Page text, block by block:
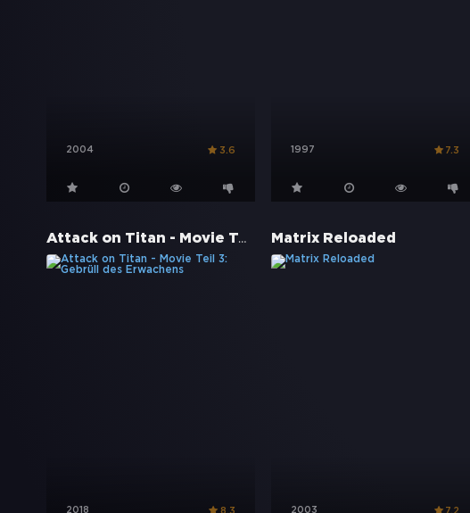
2004 3.6 1997 7.3
Attack on Titan - Movie Teil 3: Gebrüll des Erwachens
2018
Matrix Reloaded
2003